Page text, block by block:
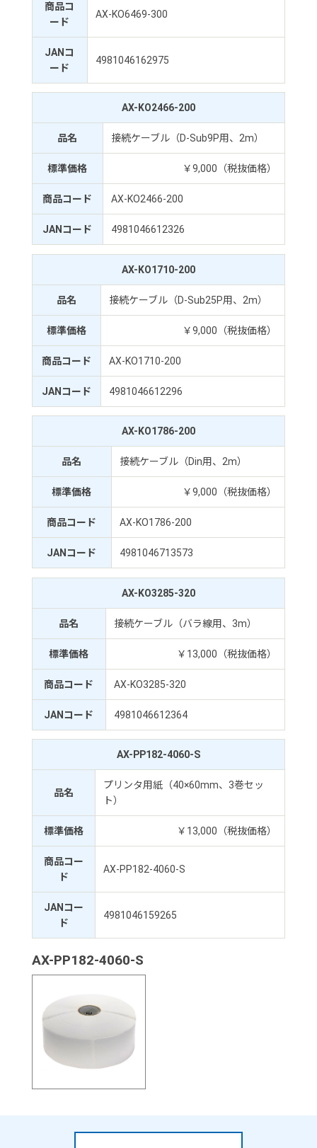
商品コ
ード
AX-KO6469-300
JANコ
ード
4981046162975
AX-KO2466-200
品名 接続ケーブル（D-Sub9P用、2m）
標準価格 ￥9,000（税抜価格）
商品コード AX-KO2466-200
JANコード 4981046612326
AX-KO1710-200
品名 接続ケーブル（D-Sub25P用、2m）
標準価格 ￥9,000（税抜価格）
商品コード AX-KO1710-200
JANコード 4981046612296
AX-KO1786-200
品名 接続ケーブル（Din用、2m）
標準価格 ￥9,000（税抜価格）
商品コード AX-KO1786-200
JANコード 4981046713573
AX-KO3285-320
品名 接続ケーブル（バラ線用、3m）
標準価格 ￥13,000（税抜価格）
商品コード AX-KO3285-320
JANコード 4981046612364
AX-PP182-4060-S
品名
プリンタ用紙（40×60mm、3巻セッ
ト）
標準価格 ￥13,000（税抜価格）
商品コー
ド
AX-PP182-4060-S
JANコー
ド
4981046159265
AX-PP182-4060-S